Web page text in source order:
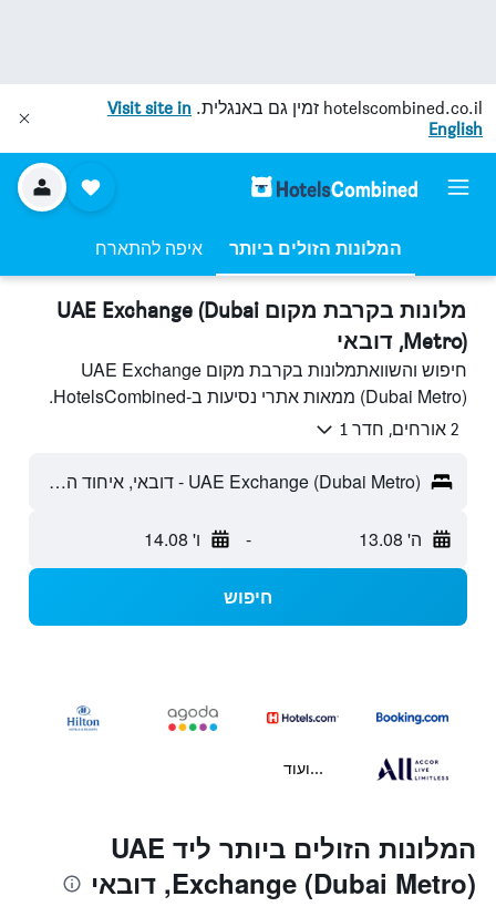
hotelscombined.co.il זמין גם באנגלית. Visit site in
English
המלונות הזולים ביותר איפה להתארח
מלונות בקרבת מקום UAE Exchange (Dubai
Metro), דובאי
חיפוש והשוואתמלונות בקרבת מקום UAE Exchange
(Dubai Metro) ממאות אתרי נסיעות ב-HotelsCombined.
2 אורחים, חדר 1
UAE Exchange (Dubai Metro) - דובאי, איחוד האמירויות הערביות
ה' 13.08 - ו' 14.08
חיפוש
...ועוד
המלונות הזולים ביותר ליד UAE
Exchange (Dubai Metro), דובאי